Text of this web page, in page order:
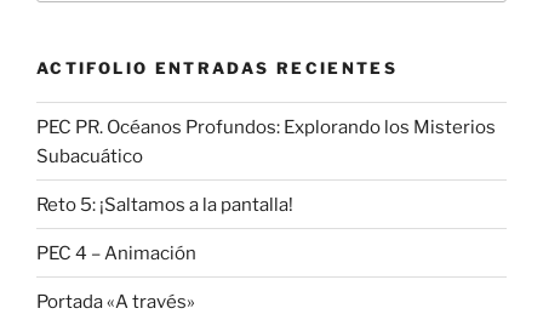
ACTIFOLIO ENTRADAS RECIENTES
PEC PR. Océanos Profundos: Explorando los Misterios
Subacuático
Reto 5: ¡Saltamos a la pantalla!
PEC 4 – Animación
Portada «A través»